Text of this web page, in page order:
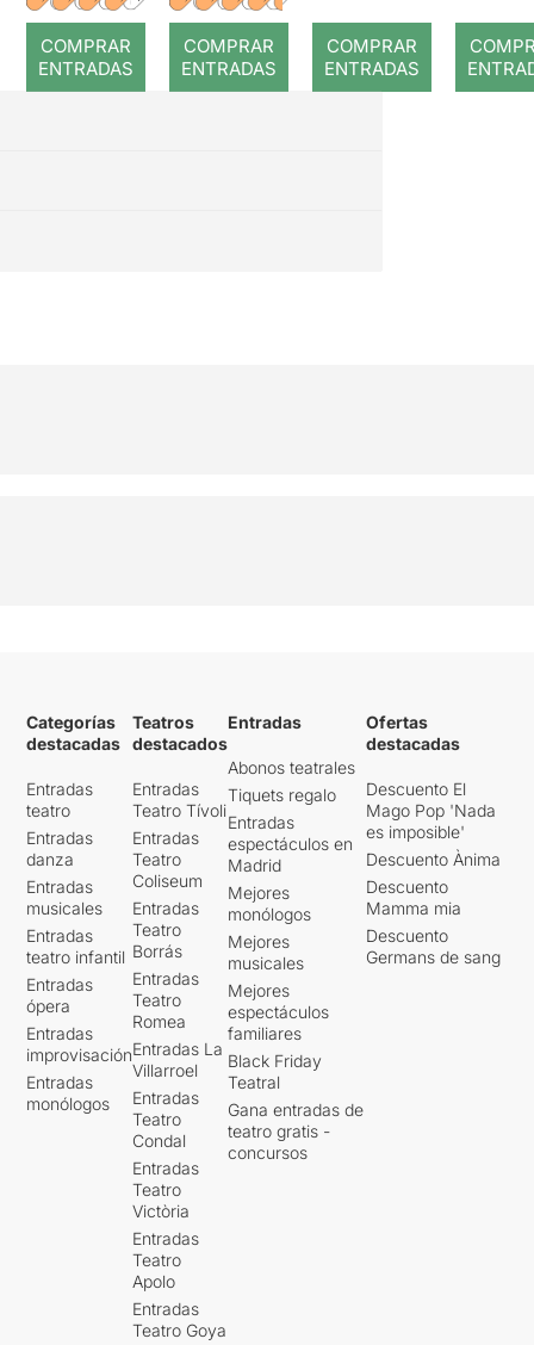
romput
COMPRAR
ENTRADAS
Gray
COMPRAR
ENTRADAS
COMPRAR
ENTRADAS
Categorías
destacadas
Entradas
teatro
Entradas
danza
Entradas
musicales
Entradas
teatro infantil
Entradas
ópera
Entradas
improvisación
Entradas
monólogos
Teatros
destacados
Entradas
Teatro Tívoli
Entradas
Teatro
Coliseum
Entradas
Teatro
Borrás
Entradas
Teatro
Romea
Entradas La
Villarroel
Entradas
Teatro
Condal
Entradas
Teatro
Victòria
Entradas
Teatro
Apolo
Entradas
Teatro Goya
Entradas
Abonos teatrales
Tiquets regalo
Entradas
espectáculos en
Madrid
Mejores
monólogos
Mejores
musicales
Mejores
espectáculos
familiares
Black Friday
Teatral
Gana entradas de
teatro gratis -
concursos
Ofertas
destacadas
Descuento El
Mago Pop 'Nada
es imposible'
Descuento Ànima
Descuento
Mamma mia
Descuento
Germans de sang